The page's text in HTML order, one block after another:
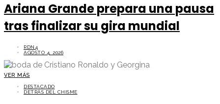
Ariana Grande prepara una pausa
tras finalizar su gira mundial
RDN4
AGOSTO 4, 2026
VER MÁS
DESTACADO
DETRÁS DEL CHISME